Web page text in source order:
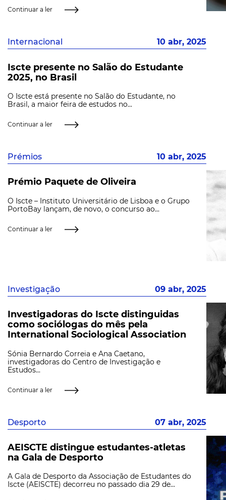
Continuar a ler
Internacional 10 abr, 2025
Iscte presente no Salão do Estudante
2025, no Brasil
O Iscte está presente no Salão do Estudante, no
Brasil, a maior feira de estudos no...
Continuar a ler
Prémios 10 abr, 2025
Prémio Paquete de Oliveira
O Iscte – Instituto Universitário de Lisboa e o Grupo
PortoBay lançam, de novo, o concurso ao...
Continuar a ler
Investigação 09 abr, 2025
Investigadoras do Iscte distinguidas
como sociólogas do mês pela
International Sociological Association
Sónia Bernardo Correia e Ana Caetano,
investigadoras do Centro de Investigação e
Estudos...
Continuar a ler
Desporto 07 abr, 2025
AEISCTE distingue estudantes-atletas
na Gala de Desporto
A Gala de Desporto da Associação de Estudantes do
Iscte (AEISCTE) decorreu no passado dia 29 de...